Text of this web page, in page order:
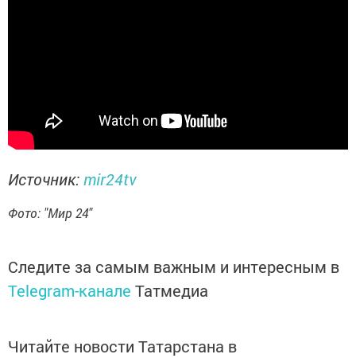
Источник:mir24tv
Фото: "Мир 24"
Следите за самым важным и интересным в
Telegram-канале Татмедиа
Читайте новости Татарстана в